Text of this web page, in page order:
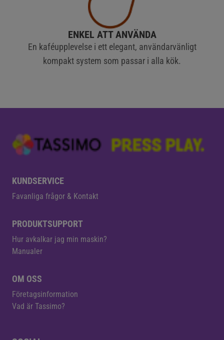
ENKEL ATT ANVÄNDA
En kaféupplevelse i ett elegant, användarvänligt
kompakt system som passar i alla kök.
KUNDSERVICE
Favanliga frågor & Kontakt
PRODUKTSUPPORT
Hur avkalkar jag min maskin?
Manualer
OM OSS
Företagsinformation
Vad är Tassimo?